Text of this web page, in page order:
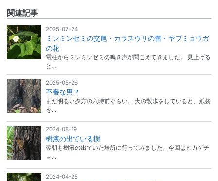
関連記事
2025-07-24
ミンミンゼミの交尾・カラスウリの蕾・ヤブミョウガ
の花
電柱からミンミンゼミの鳴き声が聞こえてきました。 見上げる
と…
2025-05-26
不審な男？
まだ明るい夕方の六時前ぐらい。 犬の散歩をしていると、紙袋
を…
2024-08-19
樹液の出ている樹
翌朝も樹液の出ていた場所に行ってみました。今回はヒカゲチ
ョ…
2024-04-25